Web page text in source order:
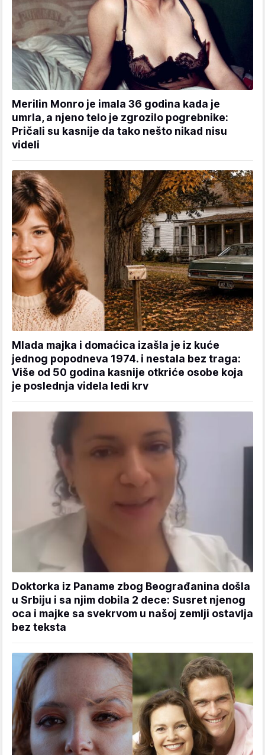
Merilin Monro je imala 36 godina kada je
umrla, a njeno telo je zgrozilo pogrebnike:
Pričali su kasnije da tako nešto nikad nisu
videli
Mlada majka i domaćica izašla je iz kuće
jednog popodneva 1974. i nestala bez traga:
Više od 50 godina kasnije otkriće osobe koja
je poslednja videla ledi krv
Doktorka iz Paname zbog Beograđanina došla
u Srbiju i sa njim dobila 2 dece: Susret njenog
oca i majke sa svekrvom u našoj zemlji ostavlja
bez teksta